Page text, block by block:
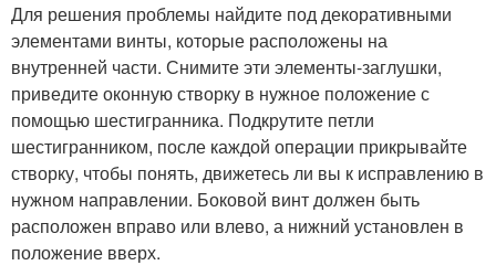
Для решения проблемы найдите под декоративными
элементами винты, которые расположены на
внутренней части. Снимите эти элементы-заглушки,
приведите оконную створку в нужное положение с
помощью шестигранника. Подкрутите петли
шестигранником, после каждой операции прикрывайте
створку, чтобы понять, движетесь ли вы к исправлению в
нужном направлении. Боковой винт должен быть
расположен вправо или влево, а нижний установлен в
положение вверх.